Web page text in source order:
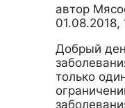
автор
01.08.2018,
Добрый
только